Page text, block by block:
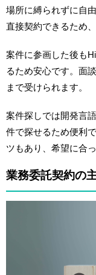
場所に縛られずに自
直接契約できるため
案件に参画した後も
るため安心です。面
まで受けられます。
案件探しでは開発言
件で探せるため便利
ツもあり、希望に合
業務委託契約の